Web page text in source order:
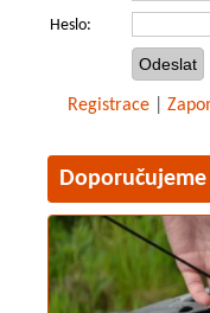
Heslo:
Registrace
Doporučujeme